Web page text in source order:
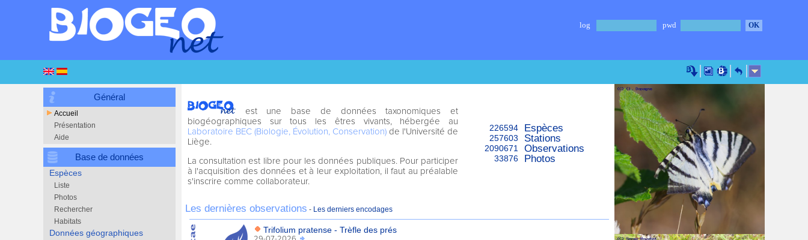
log pwd
Général
Accueil
Présentation
Aide
Base de données
Espèces
Liste
Photos
Rechercher
Habitats
Données géographiques
est une base de données taxonomiques et
biogéographiques sur tous les êtres vivants, hébergée au
Laboratoire BEC (Biologie, Évolution, Conservation) de l'Université de
Liège.
La consultation est libre pour les données publiques. Pour participer
à l'acquisition des données et à leur exploitation, il faut au préalable
s'inscrire comme collaborateur.
226594 Espèces
257603 Stations
2090671 Observations
33876 Photos
Les dernières observations - Les derniers encodages